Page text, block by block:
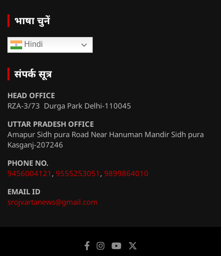
भाषा चुनें
Hindi
संपर्क सूत्र
HEAD OFFICE
RZA-3/73 Durga Park Delhi-110045
UTTAR PRADESH OFFICE
Amapur Sidh pura Road Near Hanuman Mandir Sidh pura
Kasganj-207246
PHONE NO.
9456004121 , 9555253051 , 9899864010
EMAIL ID
srojvartanews@gmail.com